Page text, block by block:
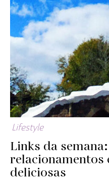
Lifestyle
Links da
relacionamentos
deliciosas